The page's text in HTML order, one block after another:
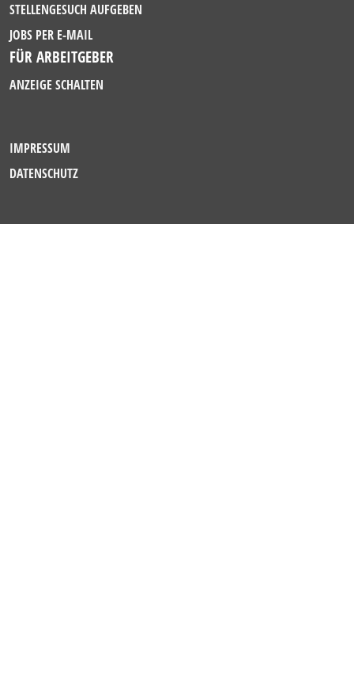
STELLENGESUCH AUFGEBEN
JOBS PER E-MAIL
FÜR ARBEITGEBER
ANZEIGE SCHALTEN
IMPRESSUM
DATENSCHUTZ